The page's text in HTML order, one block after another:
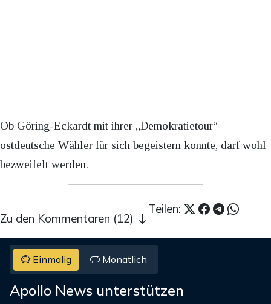
Ob Göring-Eckardt mit ihrer „Demokratietour“
ostdeutsche Wähler für sich begeistern konnte, darf wohl
bezweifelt werden.
Teilen:
Zu den Kommentaren (12)
Einmalig Monatlich
Apollo News unterstützen